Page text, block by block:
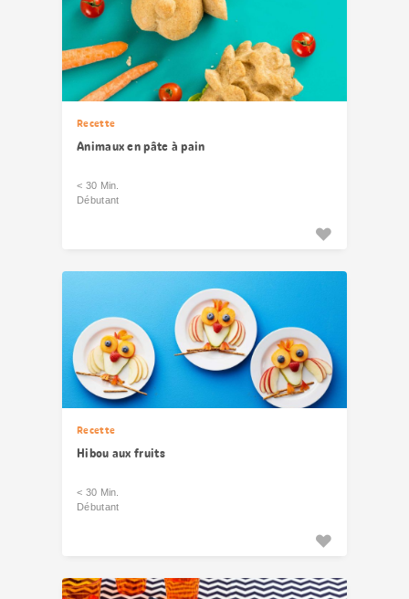
Recette
Animaux en pâte à pain
< 30 Min.
Débutant
Recette
Hibou aux fruits
< 30 Min.
Débutant